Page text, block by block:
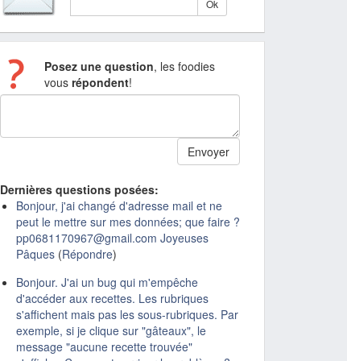
Posez une question, les foodies
vous répondent!
Dernières questions posées:
Bonjour, j'ai changé d'adresse mail et ne
peut le mettre sur mes données; que faire ?
pp0681170967@gmail.com Joyeuses
Pâques (Répondre)
Bonjour. J'ai un bug qui m'empêche
d'accéder aux recettes. Les rubriques
s'affichent mais pas les sous-rubriques. Par
exemple, si je clique sur "gâteaux", le
message "aucune recette trouvée"